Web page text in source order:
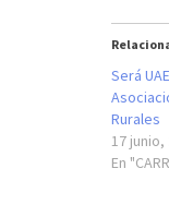
Será
Rurales
17 junio,
En